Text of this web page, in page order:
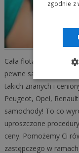
Cała flota aut naszej
pewne samochody.
takich znanych i
Peugeot, Opel,
samochody! To co
uproszczone
ceny. Pomożemy Ci
zastępczego w
zgodnie z